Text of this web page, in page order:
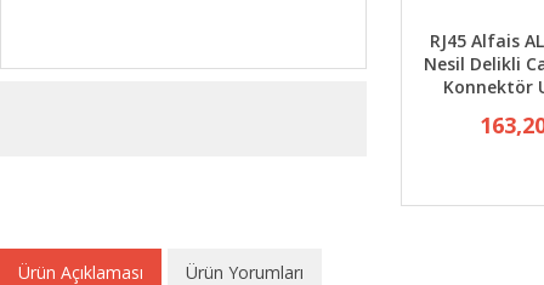
RJ45 Alfais
Nesil Delikli
Konnektör
Ürün Açıklaması Ürün Yorumları